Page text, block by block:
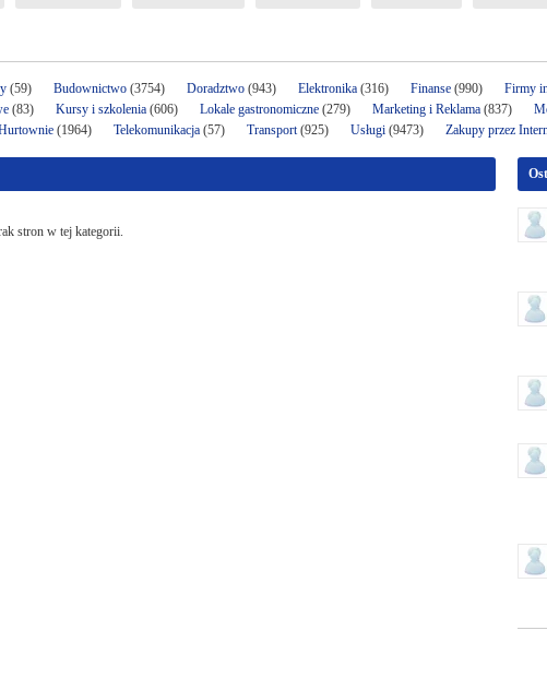
(59) Budownictwo (3754) Doradztwo (943) Elektronika (316) Finanse (990) Firmy
(83) Kursy i szkolenia (606) Lokale gastronomiczne (279) Marketing i Reklama (837)
(1964) Telekomunikacja (57) Transport(925) Usługi (9473) Zakupy przez
stron w tej kategorii.